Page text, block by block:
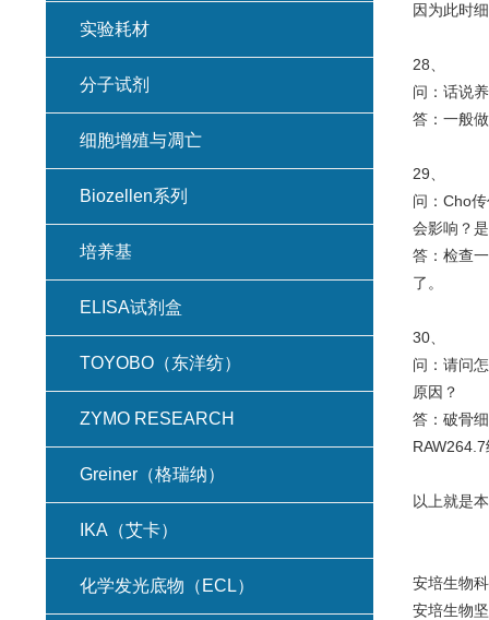
因为此时
28、
问：话说
答：一般
29、
问：Cho
会影响？
答：检查
了。
30、
问：请问
原因？
答：破骨
以上就是
安培生物
安培生物
实验耗材
分子试剂
细胞增殖与凋亡
Biozellen系列
培养基
ELISA试剂盒
TOYOBO（东洋纺）
ZYMO RESEARCH
Greiner（格瑞纳）
IKA（艾卡）
化学发光底物（ECL）